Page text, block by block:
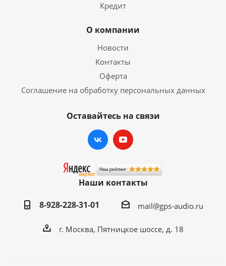
Кредит
О компании
Новости
Контакты
Оферта
Соглашение на обработку персональных данных
Оставайтесь на связи
Наши контакты
8-928-228-31-01
mail@gps-audio.ru
г. Москва, Пятницкое шоссе, д. 18